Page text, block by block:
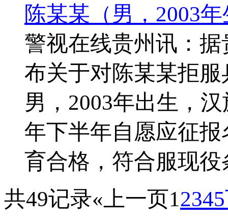
陈某某（男，2003
警视在线贵州讯：
布关于对陈某某拒
男，2003年出生，
年下半年自愿应征
育合格，符合服现
共49记录«上一页12345